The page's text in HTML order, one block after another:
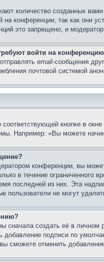
количество созданных
конференции, так как они
это запрещено, и
войти на
email-сообщения
почтовой системой
кнопке в
Например: «Вы можете
конференции, вы
в течение ограниченного
последней из них. Эта
пользователи не могут
сначала создать её в личном
добавление подписи по
сможете отменить